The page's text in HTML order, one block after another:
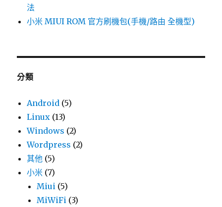
法
小米 MIUI ROM 官方刷機包(手機/路由 全機型)
分類
Android (5)
Linux (13)
Windows (2)
Wordpress (2)
其他 (5)
小米 (7)
Miui (5)
MiWiFi (3)